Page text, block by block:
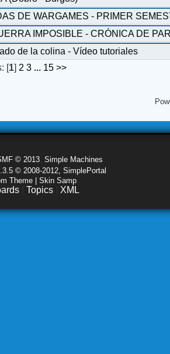
DE WARGAMES - PRIMER
IMPOSIBLE - CRÓNICA DE
de la colina - Vídeo tutoriales
[1] 2 3 ... 15 >>
© 2013 Simple Machines
© 2008-2012, SimplePortal
Theme | Skin Samp
Topics XML